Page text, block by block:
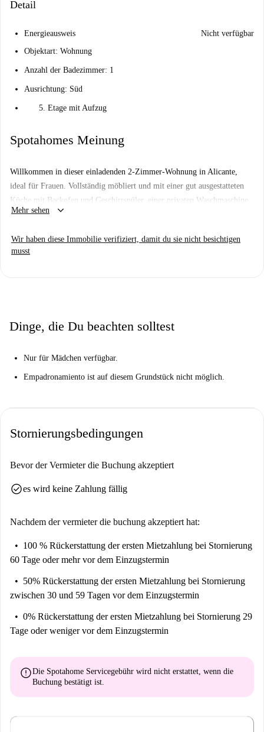
Detail
Energieausweis
Nicht verfügbar
Objektart: Wohnung
Anzahl der Badezimmer: 1
Ausrichtung: Süd
Etage mit Aufzug
Spotahomes Meinung
Willkommen in dieser einladenden 2-Zimmer-Wohnung in Alicante,
ideal für Frauen. Vollständig möbliert und mit einer gut ausgestatteten
Küche mit Backofen und Geschirrspüler, einer privaten Waschmaschine
sowie WLAN und Gasanschluss ausgestattet. Eine zentrale Klimaanlage
überprüft. Bitte beachten Sie, dass Rauchen nicht gestattet ist, Haustiere
jedoch willkommen sind.
und Einkaufsmöglichkeiten.
Mehr sehen keyboard_arrow_down
Wir haben diese Immobilie verifiziert, damit du sie nicht besichtigen
musst
Dinge, die Du beachten solltest
Nur für Mädchen verfügbar.
Empadronamiento ist auf diesem Grundstück nicht möglich.
Stornierungsbedingungen
Bevor der Vermieter die Buchung akzeptiert
check_circlees wird keine Zahlung fällig
Nachdem der vermieter die buchung akzeptiert hat:
100 % Rückerstattung der ersten Mietzahlung bei Stornierung
60 Tage oder mehr vor dem Einzugstermin
50% Rückerstattung der ersten Mietzahlung bei Stornierung
zwischen 30 und 59 Tagen vor dem Einzugstermin
0% Rückerstattung der ersten Mietzahlung bei Stornierung 29
Tage oder weniger vor dem Einzugstermin
errorDie Spotahome Servicegebühr wird nicht erstattet, wenn die
Buchung bestätigt ist.